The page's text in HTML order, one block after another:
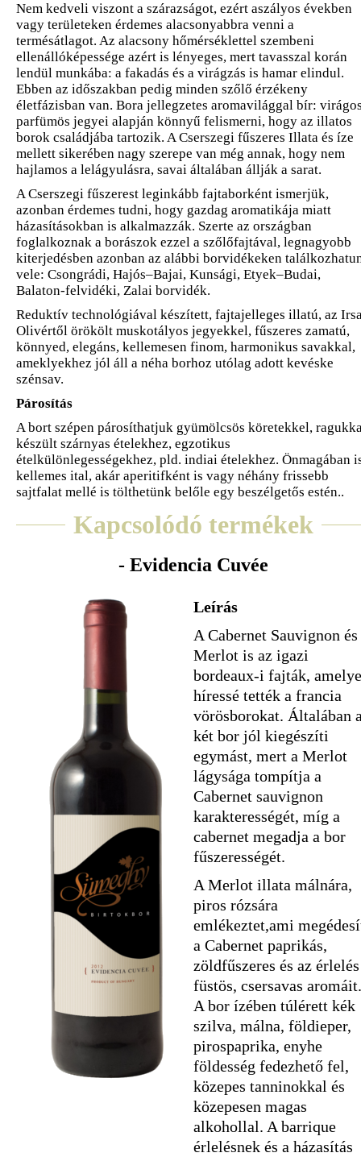
Nem kedveli viszont a szárazságot, ezért aszályos években
vagy területeken érdemes alacsonyabbra venni a
termésátlagot. Az alacsony hőmérséklettel szembeni
ellenállóképessége azért is lényeges, mert tavasszal korán
lendül munkába: a fakadás és a virágzás is hamar elindul.
Ebben az időszakban pedig minden szőlő érzékeny
életfázisban van. Bora jellegzetes aromavilággal bír:
parfümös jegyei alapján könnyű felismerni, hogy az illatos
borok családjába tartozik. A Cserszegi fűszeres Illata és íze
mellett sikerében nagy szerepe van még annak, hogy nem
hajlamos a lelágyulásra, savai általában állják a sarat.
A Cserszegi fűszerest leginkább fajtaborként ismerjük,
azonban érdemes tudni, hogy gazdag aromatikája miatt
házasításokban is alkalmazzák. Szerte az országban
foglalkoznak a borászok ezzel a szőlőfajtával, legnagyobb
kiterjedésben azonban az alábbi borvidékeken
vele: Csongrádi, Hajós–Bajai, Kunsági, Etyek–Budai,
Balaton-felvidéki, Zalai borvidék.
Reduktív technológiával készített, fajtajelleges illatú, az
Olivértől örökölt muskotályos jegyekkel, fűszeres zamatú,
könnyed, elegáns, kellemesen finom, harmonikus savakkal,
ameklyekhez jól áll a néha borhoz utólag adott kevéske
szénsav.
Párosítás
A bort szépen párosíthatjuk gyümölcsös köretekkel,
készült szárnyas ételekhez, egzotikus
ételkülönlegességekhez, pld. indiai ételekhez. Önmagában
kellemes ital, akár aperitifként is vagy néhány frissebb
sajtfalat mellé is tölthetünk belőle egy beszélgetős estén..
Kapcsolódó termékek
- Evidencia Cuvée
Leírás
A Cabernet Sauvignon és
Merlot is az igazi
bordeaux-i fajták,
híressé tették a francia
vörösborokat. Általában
két bor jól kiegészíti
egymást, mert a Merlot
lágysága tompítja a
Cabernet sauvignon
karakterességét, míg a
cabernet megadja a bor
fűszerességét.
A Merlot illata málnára,
piros rózsára
emlékeztet,ami
a Cabernet paprikás,
zöldfűszeres és az érlelés
füstös, csersavas aromáit.
A bor ízében túlérett kék
szilva, málna, földieper,
pirospaprika, enyhe
földesség fedezhető fel,
közepes tanninokkal és
közepesen magas
alkohollal. A barrique
érlelésnek és a házasítás